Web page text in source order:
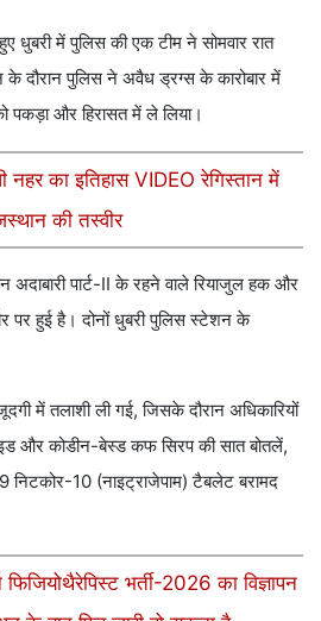
धुबरी में पुलिस की एक टीम ने सोमवार रात
दौरान पुलिस ने अवैध ड्रग्स के कारोबार में
पकड़ा और हिरासत में ले लिया।
नहर का इतिहास VIDEO रेगिस्तान में
की तस्वीर
अदाबारी पार्ट-II के रहने वाले रियाजुल हक और
हुई है। दोनों धुबरी पुलिस स्टेशन के
में तलाशी ली गई, जिसके दौरान अधिकारियों
और कोडीन-बेस्ड कफ सिरप की सात बोतलें,
10 (नाइट्राजेपाम) टैबलेट बरामद
भर्ती-2026 का विज्ञापन